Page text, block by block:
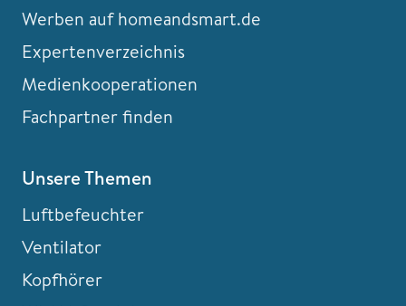
Werben auf homeandsmart.de
Expertenverzeichnis
Medienkooperationen
Fachpartner finden
Unsere Themen
Luftbefeuchter
Ventilator
Kopfhörer